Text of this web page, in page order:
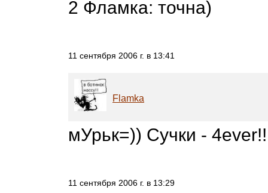
2 Фламка: точна)
11 сентября 2006 г. в 13:41
Flamka
мУрьк=)) Сучки -
11 сентября 2006 г. в 13:29